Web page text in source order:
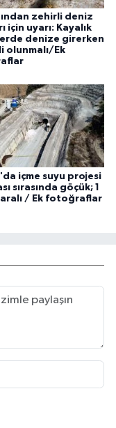
zehirli deniz
için uyarı: Kayalık
denize girerken
olunmalı/Ek
içme suyu projesi
sırasında göçük; 1
/ Ek fotoğraflar